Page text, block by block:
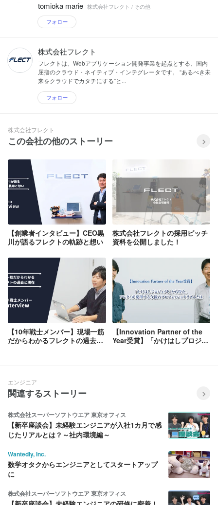
tomioka marie 株式会社フレクト / その他
フォロー
株式会社フレクト
フレクトは、Webアプリケーション開発事業を起点とする、国内
屈指のクラウド・ネイティブ・インテグレータです。 “あるべき未
来をクラウドでカタチにする”と...
フォロー
株式会社フレクト
この会社の他のストーリー
【創業者インタビュー】CEO黒
川が語るフレクトの軌跡と想い
株式会社フレクトの採用ピッチ
資料を公開しました！
【10年戦士メンバー】現場一筋
だからわかるフレクトの過去と
【Innovation Partner of the
Year受賞】「かけはしプロジェ
エンジニア
関連するストーリー
株式会社スーパーソフトウエア 東京オフィス
【新卒座談会】未経験エンジニアが入社1カ月で感
じたリアルとは？～社内環境編～
Wantedly, Inc.
数学オタクからエンジニアとしてスタートアップ
に
株式会社スーパーソフトウエア 東京オフィス